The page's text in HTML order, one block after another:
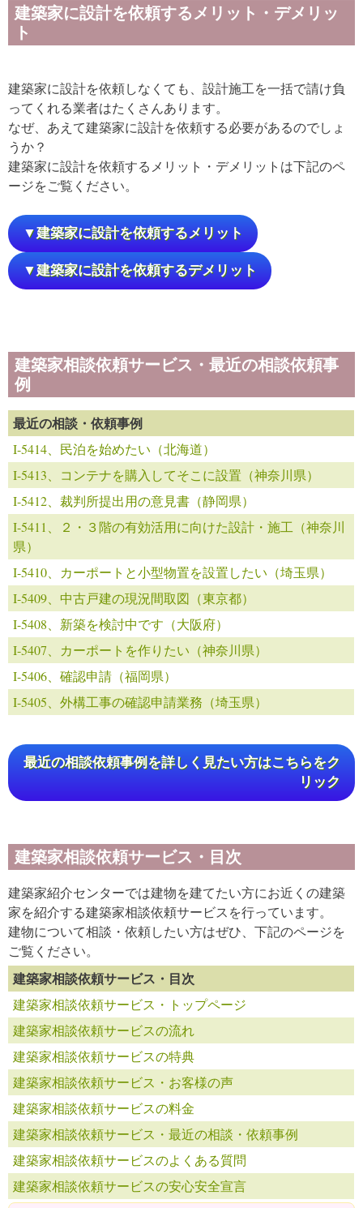
建築家に設計を依頼するメリット・デメリッ
ト
建築家に設計を依頼しなくても、設計施工を一括で請け負
ってくれる業者はたくさんあります。
なぜ、あえて建築家に設計を依頼する必要があるのでしょ
うか？
建築家に設計を依頼するメリット・デメリットは下記のペ
ージをご覧ください。
▼建築家に設計を依頼するメリット
▼建築家に設計を依頼するデメリット
建築家相談依頼サービス・最近の相談依頼事
例
最近の相談・依頼事例
I-5414、民泊を始めたい（北海道）
I-5413、コンテナを購入してそこに設置（神奈川県）
I-5412、裁判所提出用の意見書（静岡県）
I-5411、２・３階の有効活用に向けた設計・施工（神奈川
県）
I-5410、カーポートと小型物置を設置したい（埼玉県）
I-5409、中古戸建の現況間取図（東京都）
I-5408、新築を検討中です（大阪府）
I-5407、カーポートを作りたい（神奈川県）
I-5406、確認申請（福岡県）
I-5405、外構工事の確認申請業務（埼玉県）
最近の相談依頼事例を詳しく見たい方はこちらをク
リック
建築家相談依頼サービス・目次
建築家紹介センターでは建物を建てたい方にお近くの建築
家を紹介する建築家相談依頼サービスを行っています。
建物について相談・依頼したい方はぜひ、下記のページを
ご覧ください。
建築家相談依頼サービス・目次
建築家相談依頼サービス・トップページ
建築家相談依頼サービスの流れ
建築家相談依頼サービスの特典
建築家相談依頼サービス・お客様の声
建築家相談依頼サービスの料金
建築家相談依頼サービス・最近の相談・依頼事例
建築家相談依頼サービスのよくある質問
建築家相談依頼サービスの安心安全宣言